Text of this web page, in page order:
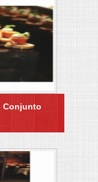
Conjunto